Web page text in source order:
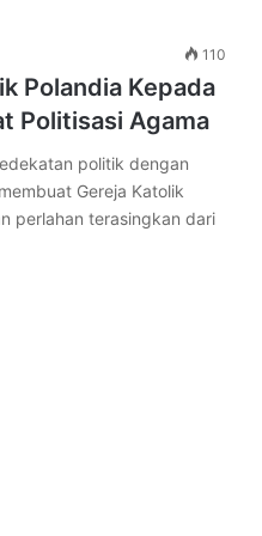
110
Polandia Kepada
Politisasi Agama
politik dengan
Gereja Katolik
perlahan terasingkan dari